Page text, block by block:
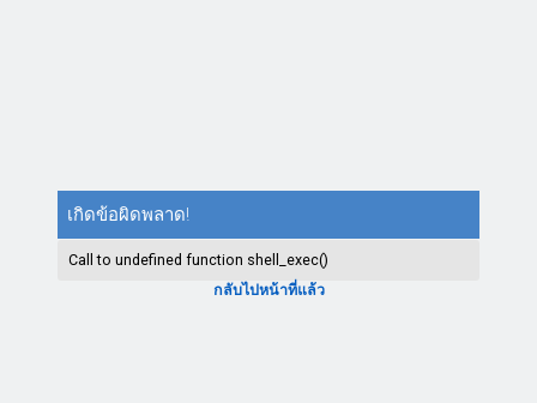
เกิดข้อผิดพลาด!
Call to undefined function shell_exec()
กลับไปหน้าที่แล้ว